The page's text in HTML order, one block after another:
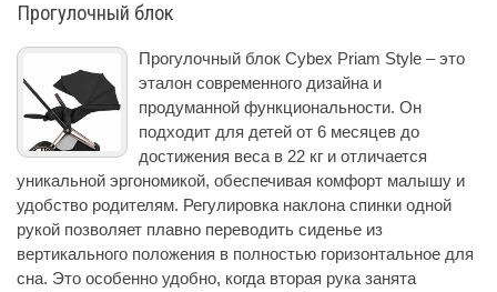
Прогулочный блок
Прогулочный блок Cybex Priam Style – это
эталон современного дизайна и
продуманной функциональности. Он
подходит для детей от 6 месяцев до
достижения веса в 22 кг и отличается
уникальной эргономикой, обеспечивая комфорт малышу и
удобство родителям. Регулировка наклона спинки одной
рукой позволяет плавно переводить сиденье из
вертикального положения в полностью горизонтальное для
сна. Это особенно удобно, когда вторая рука занята